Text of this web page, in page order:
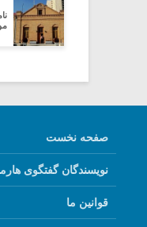
صفحه نخست
نویسندگان گفتگوی
قوانین ما